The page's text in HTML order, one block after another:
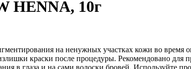
HENNA, 10г
на ненужных участках кожи во
краски после процедуры. Рекомендовано
в глаза и на сами волоски бровей. Используйте